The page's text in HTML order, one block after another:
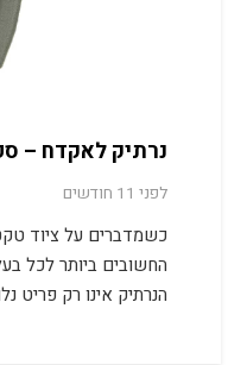
נרתיק לאקדח –
לפני 11 חודשים
כשמדברים על ציוד
החשובים ביותר לכל
הנרתיק אינו רק פריט